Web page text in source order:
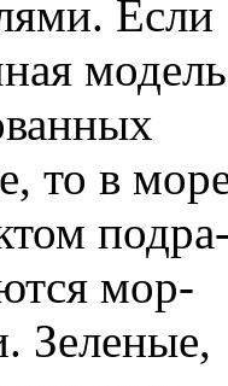
Если
модель
то в
мор-
Зеленые,